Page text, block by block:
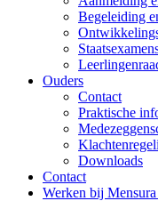
Begeleiding
Ouders
Contact
Praktische
Downloads
Contact
Werken bij